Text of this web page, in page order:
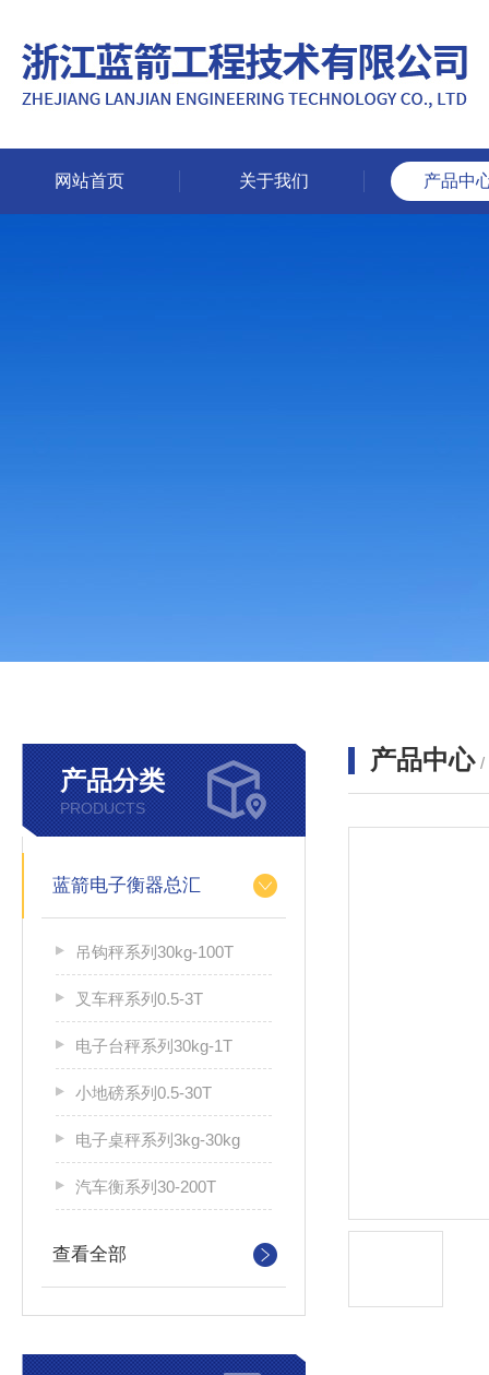
网站首页 关于我们 产品中
产品分类
PRODUCTS
蓝箭电子衡器总汇
吊钩秤系列30kg-100T
叉车秤系列0.5-3T
电子台秤系列30kg-1T
小地磅系列0.5-30T
电子桌秤系列3kg-30kg
汽车衡系列30-200T
查看全部
产品中心 /